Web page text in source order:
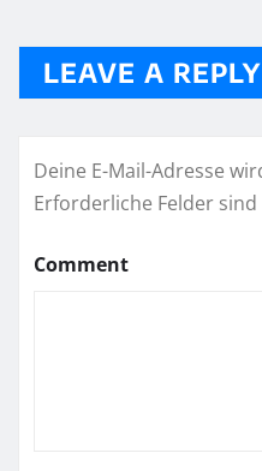
LEAVE A REPLY
Deine E-Mail-Adresse
Erforderliche Felder
Comment